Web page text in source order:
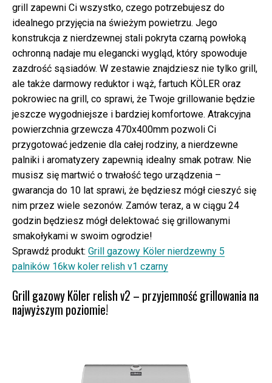
grill zapewni Ci wszystko, czego potrzebujesz do
idealnego przyjęcia na świeżym powietrzu. Jego
konstrukcja z nierdzewnej stali pokryta czarną powłoką
ochronną nadaje mu elegancki wygląd, który spowoduje
zazdrość sąsiadów. W zestawie znajdziesz nie tylko grill,
ale także darmowy reduktor i wąż, fartuch KÖLER oraz
pokrowiec na grill, co sprawi, że Twoje grillowanie będzie
jeszcze wygodniejsze i bardziej komfortowe. Atrakcyjna
powierzchnia grzewcza 470x400mm pozwoli Ci
przygotować jedzenie dla całej rodziny, a nierdzewne
palniki i aromatyzery zapewnią idealny smak potraw. Nie
musisz się martwić o trwałość tego urządzenia –
gwarancja do 10 lat sprawi, że będziesz mógł cieszyć się
nim przez wiele sezonów. Zamów teraz, a w ciągu 24
godzin będziesz mógł delektować się grillowanymi
smakołykami w swoim ogrodzie!
Sprawdź produkt: Grill gazowy Köler nierdzewny 5
palników 16kw koler relish v1 czarny
Grill gazowy Köler relish v2 – przyjemność grillowania na
najwyższym poziomie!